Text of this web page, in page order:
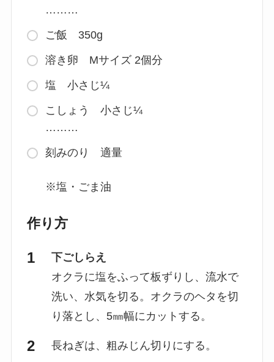
………
ご飯 350g
溶き卵 Mサイズ 2個分
塩 小さじ¼
こしょう 小さじ¼
………
刻みのり 適量
※塩・ごま油
作り方
下ごしらえ
オクラに塩をふって板ずりし、流水で
洗い、水気を切る。オクラのヘタを切
り落とし、5㎜幅にカットする。
長ねぎは、粗みじん切りにする。